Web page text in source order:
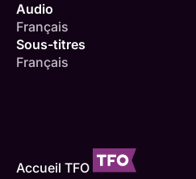
Audio
Français
Sous-titres
Français
Accueil TFO